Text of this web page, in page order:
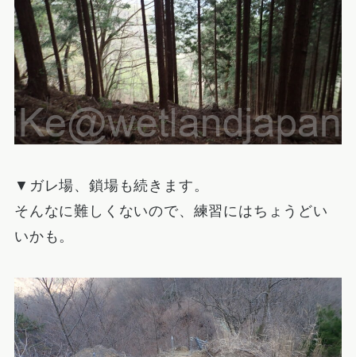
▼ガレ場、鎖場も続きます。
そんなに難しくないので、練習にはちょうどい
いかも。